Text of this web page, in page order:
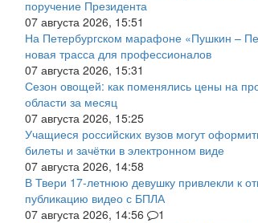
поручение Президента
07 августа 2026, 15:51
На Петербургском марафоне «Пушкин –
новая трасса для профессионалов
07 августа 2026, 15:31
Сезон овощей: как поменялись цены на
области за месяц
07 августа 2026, 15:25
Учащиеся российских вузов могут
билеты и зачётки в электронном виде
07 августа 2026, 14:58
В Твери 17-летнюю девушку привлекли к
публикацию видео с БПЛА
07 августа 2026, 14:56
1